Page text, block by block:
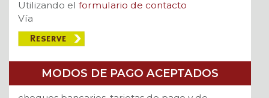
Utilizando el formulario de contacto
Vía
MODOS DE PAGO ACEPTADOS